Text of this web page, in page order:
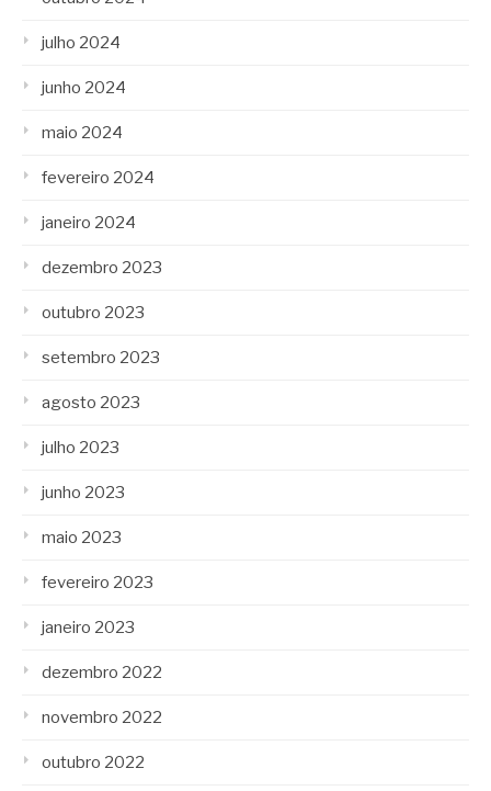
julho 2024
junho 2024
maio 2024
fevereiro 2024
janeiro 2024
dezembro 2023
outubro 2023
setembro 2023
agosto 2023
julho 2023
junho 2023
maio 2023
fevereiro 2023
janeiro 2023
dezembro 2022
novembro 2022
outubro 2022